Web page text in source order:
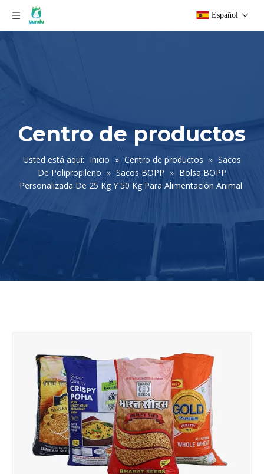
Español
Centro de productos
Usted está aquí: Inicio » Centro de productos » Sacos
De Polipropileno » Sacos BOPP » Bolsa BOPP
Personalizada De 25 Kg Y 50 Kg Para Alimentación Animal